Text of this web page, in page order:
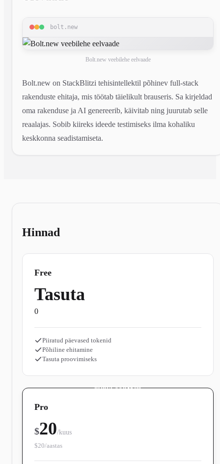
bolt.new
Bolt.new veebilehe eelvaade
Bolt.new on StackBlitzi tehisintellektil põhinev full-stack
rakenduste ehitaja, mis töötab täielikult brauseris. Sa kirjeldad
oma rakenduse ja AI genereerib, käivitab ning juurutab selle
reaalajas. Sobib kiireks ideede testimiseks ilma kohaliku
keskkonna seadistamiseta.
Hinnad
Free
Tasuta
0
Piiratud päevased tokenid
Põhiline ehitamine
Tasuta proovimiseks
POPULAARSEIM
Pro
$20/kuus
$20/aastas